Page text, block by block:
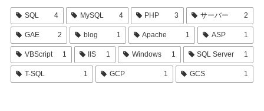
SQL 4 MySQL 4 PHP 3 サーバー 2
GAE 2 blog 1 Apache 1 ASP 1
VBScript 1 IIS 1 Windows 1 SQL Server 1
T-SQL 1 GCP 1 GCS 1